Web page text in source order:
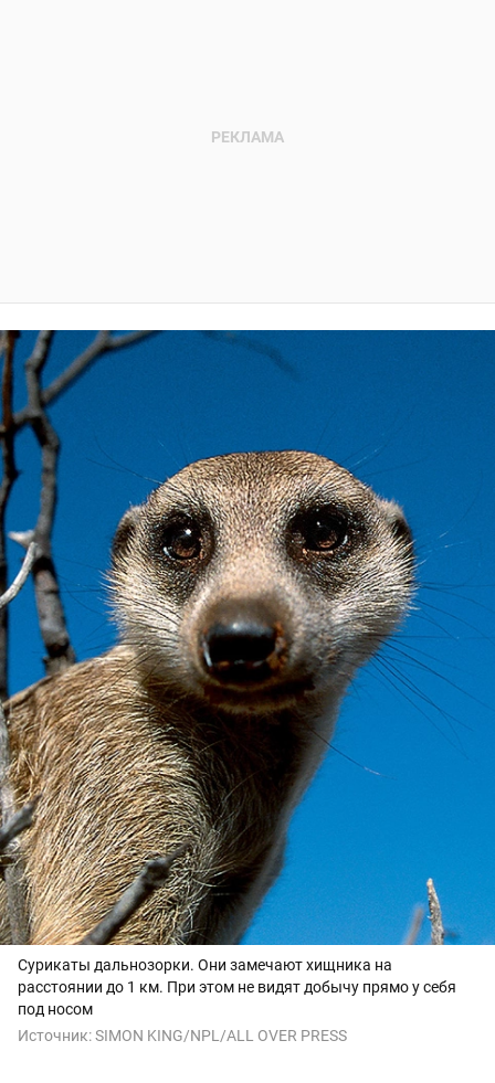
Сурикаты дальнозорки. Они замечают хищника на
расстоянии до 1 км. При этом не видят добычу прямо у себя
под носом
Источник:SIMON KING/NPL/ALL OVER PRESS